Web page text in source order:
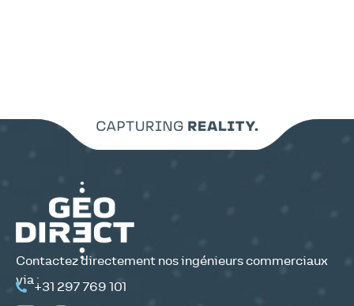
Contactez directement nos ingénieurs commerciaux
via :
+31 297 769 101